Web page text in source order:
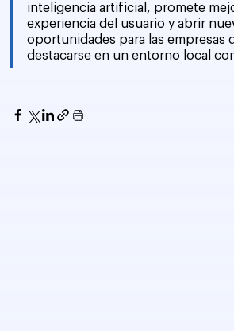
inteligencia artificial, promete
experiencia del usuario y abrir
oportunidades para las empresas
destacarse en un entorno local